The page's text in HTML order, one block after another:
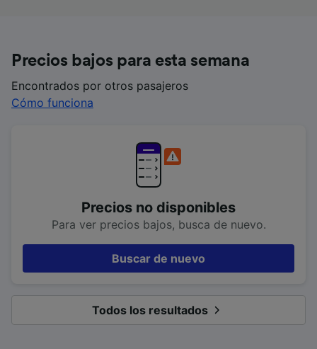
Precios bajos para esta semana
Encontrados por otros pasajeros
Cómo funciona
Precios no disponibles
Para ver precios bajos, busca de nuevo.
Buscar de nuevo
Todos los resultados